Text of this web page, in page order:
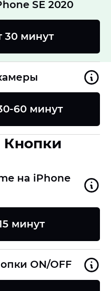
SE 2020
30 минут
60 минут
Кнопки
на iPhone
минут
ON/OFF